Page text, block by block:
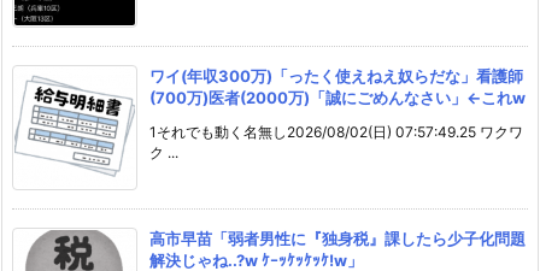
ワイ(年収300万)「ったく使えねえ奴らだな」看護師
(700万)医者(2000万)「誠にごめんなさい」←これw
1それでも動く名無し2026/08/02(日) 07:57:49.25 ワクワ
ク ...
高市早苗「弱者男性に『独身税』課したら少子化問題
解決じゃね..?w ｹｰｯｹｯｹｯｹ!w」